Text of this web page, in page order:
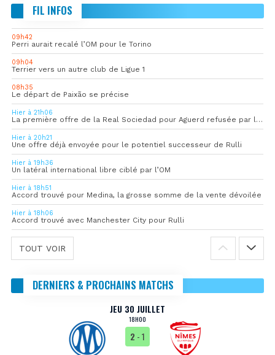
FIL INFOS
09h42
Perri aurait recalé l’OM pour le Torino
09h04
Terrier vers un autre club de Ligue 1
08h35
Le départ de Paixão se précise
Hier à 21h06
La première offre de la Real Sociedad pour Aguerd refusée par l’OM
Hier à 20h21
Une offre déjà envoyée pour le potentiel successeur de Rulli
Hier à 19h36
Un latéral international libre ciblé par l’OM
Hier à 18h51
Accord trouvé pour Medina, la grosse somme de la vente dévoilée
Hier à 18h06
Accord trouvé avec Manchester City pour Rulli
TOUT VOIR
DERNIERS & PROCHAINS MATCHS
JEU 30 JUILLET
18H00
2 - 1